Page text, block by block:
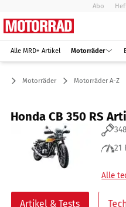
Abo
Alle MRD+ Artikel Motorräder
Motorräder Motorräder A-Z
Honda CB 350 RS
21
Alle
Artikel & Tests